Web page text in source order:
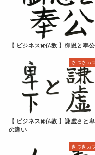
【 ビジネス✖️仏教 】御恩と奉公
きづきカ
【 ビジネス✖️仏教 】謙虚さと
の違い
きづきカ